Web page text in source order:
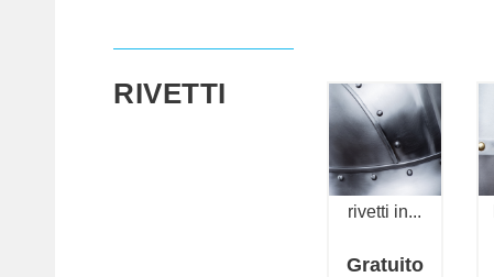
RIVETTI
rivetti in...
Gratuito